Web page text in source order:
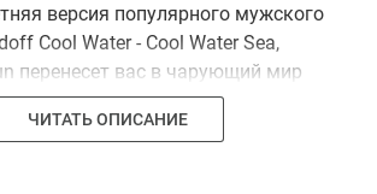
версия популярного мужского
Cool Water - Cool Water Sea,
перенесет вас в чарующий мир
и ярких приключений.
прохлада верхних нот соткана из
ЧИТАТЬ ОПИСАНИЕ